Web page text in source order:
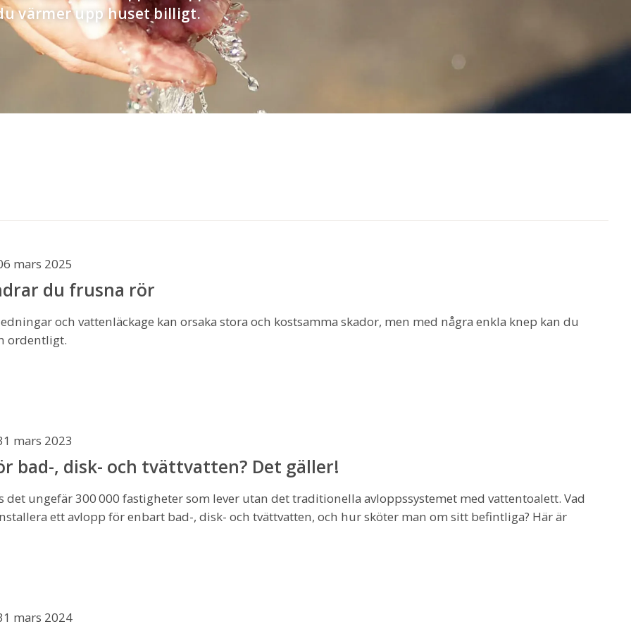
värmer upp huset billigt.
mars 2025
du frusna rör
och vattenläckage kan orsaka stora och kostsamma skador, men med några enkla knep kan du
ordentligt.
mars 2023
bad-, disk- och tvättvatten? Det gäller!
det ungefär 300 000 fastigheter som lever utan det traditionella avloppssystemet med vattentoalett. Vad
ett avlopp för enbart bad-, disk- och tvättvatten, och hur sköter man om sitt befintliga? Här är
mars 2024